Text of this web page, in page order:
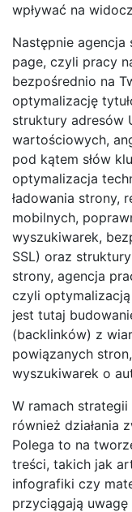
wpływać na
Następnie
page, czyli pracy
bezpośrednio na
optymalizację
struktury adresów
wartościowych,
pod kątem słów
optymalizacja
ładowania strony,
mobilnych,
wyszukiwarek,
SSL) oraz
strony, agencja
czyli
jest tutaj
(backlinków) z
powiązanych
wyszukiwarek o
W ramach strategii
również działania
Polega to na
treści, takich jak
infografiki czy
przyciągają